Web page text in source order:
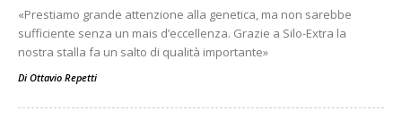
«Prestiamo grande attenzione alla genetica, ma non sarebbe
sufficiente senza un mais d’eccellenza. Grazie a Silo-Extra la
nostra stalla fa un salto di qualità importante»
Di Ottavio Repetti